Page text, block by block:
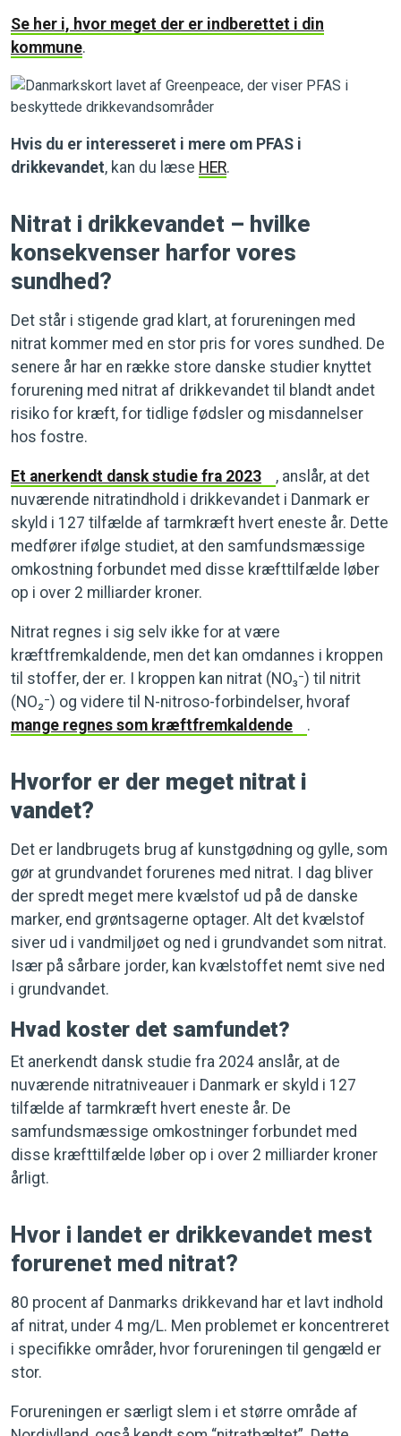
Se her i, hvor meget der er indberettet i din
kommune.
Hvis du er interesseret i mere om PFAS i
drikkevandet, kan du læse HER.
Nitrat i drikkevandet – hvilke
konsekvenser harfor vores
sundhed?
Det står i stigende grad klart, at forureningen med
nitrat kommer med en stor pris for vores sundhed. De
senere år har en række store danske studier knyttet
forurening med nitrat af drikkevandet til blandt andet
risiko for kræft, for tidlige fødsler og misdannelser
hos fostre.
Et anerkendt dansk studie fra 2023
, anslår, at det
nuværende nitratindhold i drikkevandet i Danmark er
skyld i 127 tilfælde af tarmkræft hvert eneste år. Dette
medfører ifølge studiet, at den samfundsmæssige
omkostning forbundet med disse kræfttilfælde løber
op i over 2 milliarder kroner.
Nitrat regnes i sig selv ikke for at være
kræftfremkaldende, men det kan omdannes i kroppen
til stoffer, der er. I kroppen kan nitrat (NO₃⁻) til nitrit
(NO₂⁻) og videre til N-nitroso-forbindelser, hvoraf
mange regnes som kræftfremkaldende
.
Hvorfor er der meget nitrat i
vandet?
Det er landbrugets brug af kunstgødning og gylle, som
gør at grundvandet forurenes med nitrat. I dag bliver
der spredt meget mere kvælstof ud på de danske
marker, end grøntsagerne optager. Alt det kvælstof
siver ud i vandmiljøet og ned i grundvandet som nitrat.
Især på sårbare jorder, kan kvælstoffet nemt sive ned
i grundvandet.
Hvad koster det samfundet?
Et anerkendt dansk studie fra 2024 anslår, at de
nuværende nitratniveauer i Danmark er skyld i 127
tilfælde af tarmkræft hvert eneste år. De
samfundsmæssige omkostninger forbundet med
disse kræfttilfælde løber op i over 2 milliarder kroner
årligt.
Hvor i landet er drikkevandet mest
forurenet med nitrat?
80 procent af Danmarks drikkevand har et lavt indhold
af nitrat, under 4 mg/L. Men problemet er koncentreret
i specifikke områder, hvor forureningen til gengæld er
stor.
Forureningen er særligt slem i et større område af